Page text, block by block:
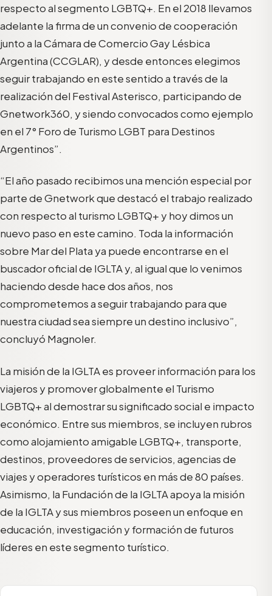
respecto al segmento LGBTQ+. En el 2018 llevamos
adelante la firma de un convenio de cooperación
junto a la Cámara de Comercio Gay Lésbica
Argentina (CCGLAR), y desde entonces elegimos
seguir trabajando en este sentido a través de la
realización del Festival Asterisco, participando de
Gnetwork360, y siendo convocados como ejemplo
en el 7° Foro de Turismo LGBT para Destinos
Argentinos”.
“El año pasado recibimos una mención especial por
parte de Gnetwork que destacó el trabajo realizado
con respecto al turismo LGBTQ+ y hoy dimos un
nuevo paso en este camino. Toda la información
sobre Mar del Plata ya puede encontrarse en el
buscador oficial de IGLTA y, al igual que lo venimos
haciendo desde hace dos años, nos
comprometemos a seguir trabajando para que
nuestra ciudad sea siempre un destino inclusivo”,
concluyó Magnoler.
La misión de la IGLTA es proveer información para los
viajeros y promover globalmente el Turismo
LGBTQ+ al demostrar su significado social e impacto
económico. Entre sus miembros, se incluyen rubros
como alojamiento amigable LGBTQ+, transporte,
destinos, proveedores de servicios, agencias de
viajes y operadores turísticos en más de 80 países.
Asimismo, la Fundación de la IGLTA apoya la misión
de la IGLTA y sus miembros poseen un enfoque en
educación, investigación y formación de futuros
líderes en este segmento turístico.